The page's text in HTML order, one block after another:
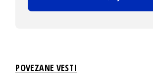
POVEZANE VESTI